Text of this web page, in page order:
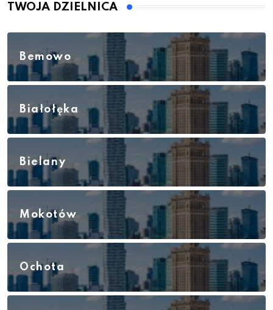
TWOJA DZIELNICA
Bemowo
Białołęka
Bielany
Mokotów
Ochota